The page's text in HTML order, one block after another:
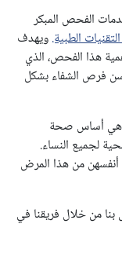
الفحص المبكر
الطبية.ويهدف
هذا الفحص، الذي
فرص الشفاء بشكل
هي أساس صحة
لجميع النساء.
أنفسهن من هذا المرض
بنا من خلال فريقنا في